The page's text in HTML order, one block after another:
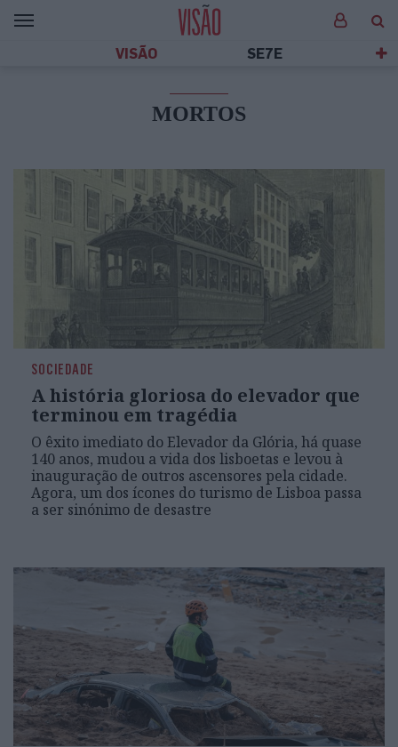
VISÃO SE7E
MORTOS
SOCIEDADE
A história gloriosa do elevador que
terminou em tragédia
O êxito imediato do Elevador da Glória, há quase
140 anos, mudou a vida dos lisboetas e levou à
inauguração de outros ascensores pela cidade.
Agora, um dos ícones do turismo de Lisboa passa
a ser sinónimo de desastre